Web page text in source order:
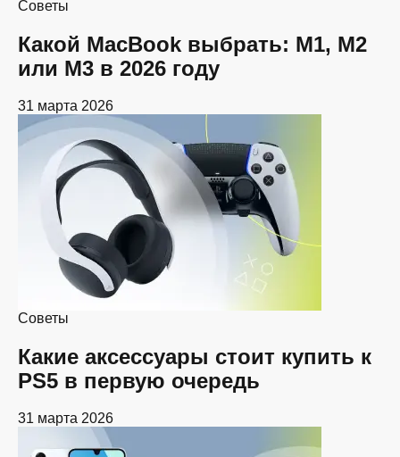
Советы
Какой MacBook выбрать: M1, M2
или M3 в 2026 году
31 марта 2026
Советы
Какие аксессуары стоит купить к
PS5 в первую очередь
31 марта 2026